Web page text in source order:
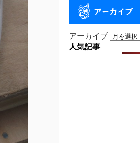
アーカイブ
アーカイブ
人気記事